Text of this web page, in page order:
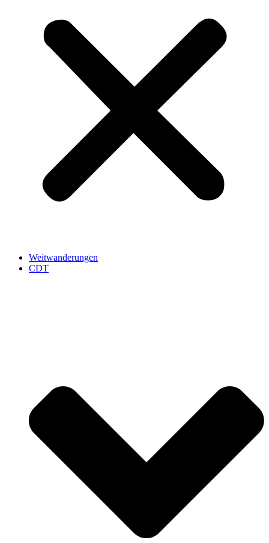
Weitwanderungen
CDT